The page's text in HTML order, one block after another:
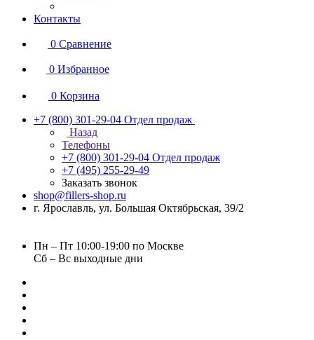
Контакты
0 Сравнение
0 Избранное
0 Корзина
+7 (800) 301-29-04 Отдел продаж
Назад
Телефоны
+7 (800) 301-29-04 Отдел продаж
+7 (495) 255-29-49
Заказать звонок
shop@fillers-shop.ru
г. Ярославль, ул. Большая Октябрьская, 39/2
Пн – Пт 10:00-19:00 по Москве
Сб – Вс выходные дни